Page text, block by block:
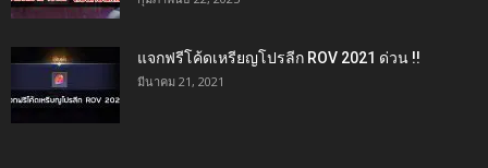
แจกฟรีโค้ดเหรียญโปรลีก ROV 2021 ด่วน !!
มีนาคม 21, 2021